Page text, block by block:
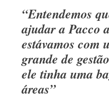
“Entendemos
ajudar a Pacco
estávamos com
grande de
ele tinha uma
áreas”